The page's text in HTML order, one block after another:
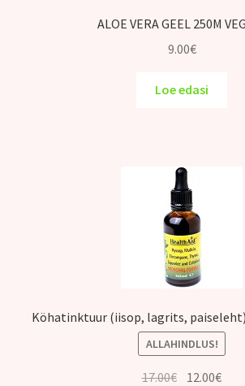
ALOE VERA GEEL 250M
9.00€
Loe edasi
Köhatinktuur (iisop, lagrits, paiseleht)
ALLAHINDLUS!
17.00€ Algne
12.00€